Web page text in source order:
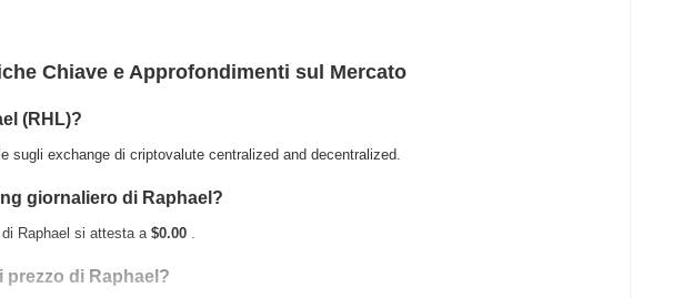
Chiave e Approfondimenti sul Mercato
(RHL)?
sugli exchange di criptovalute centralized and decentralized.
giornaliero di Raphael?
Raphael si attesta a$0.00 .
prezzo di Raphael?